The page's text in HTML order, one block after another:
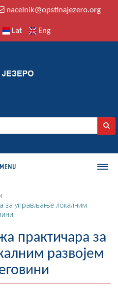
nacelnik@opstinajezero.org
Lat Eng
MENU
за управљање локалним
практичара за
развојем